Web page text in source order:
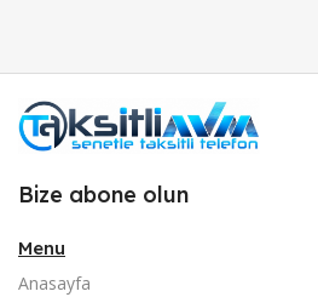
Bize abone olun
Menu
Anasayfa